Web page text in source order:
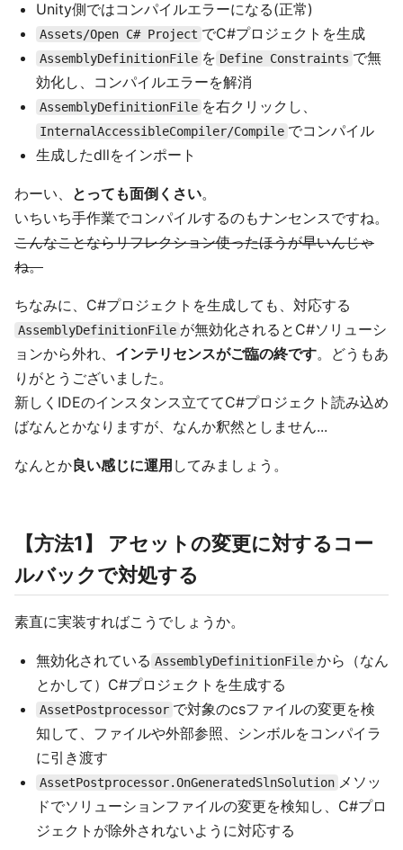
Unity側ではコンパイルエラーになる(正常)
Assets/Open C# Project でC#プロジェクトを生成
AssemblyDefinitionFile を Define Constraints で無
効化し、コンパイルエラーを解消
AssemblyDefinitionFile を右クリックし、
InternalAccessibleCompiler/Compile でコンパイル
生成したdllをインポート
わーい、 とっても面倒くさい。
いちいち手作業でコンパイルするのもナンセンスですね。
こんなことならリフレクション使ったほうが早いんじゃ
ね。
ちなみに、C#プロジェクトを生成しても、対応する
AssemblyDefinitionFile が無効化されるとC#ソリューシ
ョンから外れ、 インテリセンスがご臨の終です。どうもあ
りがとうございました。
新しくIDEのインスタンス立ててC#プロジェクト読み込め
ばなんとかなりますが、なんか釈然としません...
なんとか良い感じに運用 してみましょう。
【方法1】 アセットの変更に対するコー
ルバックで対処する
素直に実装すればこうでしょうか。
無効化されている AssemblyDefinitionFile から（なん
とかして）C#プロジェクトを生成する
AssetPostprocessor で対象のcsファイルの変更を検
知して、ファイルや外部参照、シンボルをコンパイラ
に引き渡す
AssetPostprocessor.OnGeneratedSlnSolution メソッ
ドでソリューションファイルの変更を検知し、C#プロ
ジェクトが除外されないように対応する